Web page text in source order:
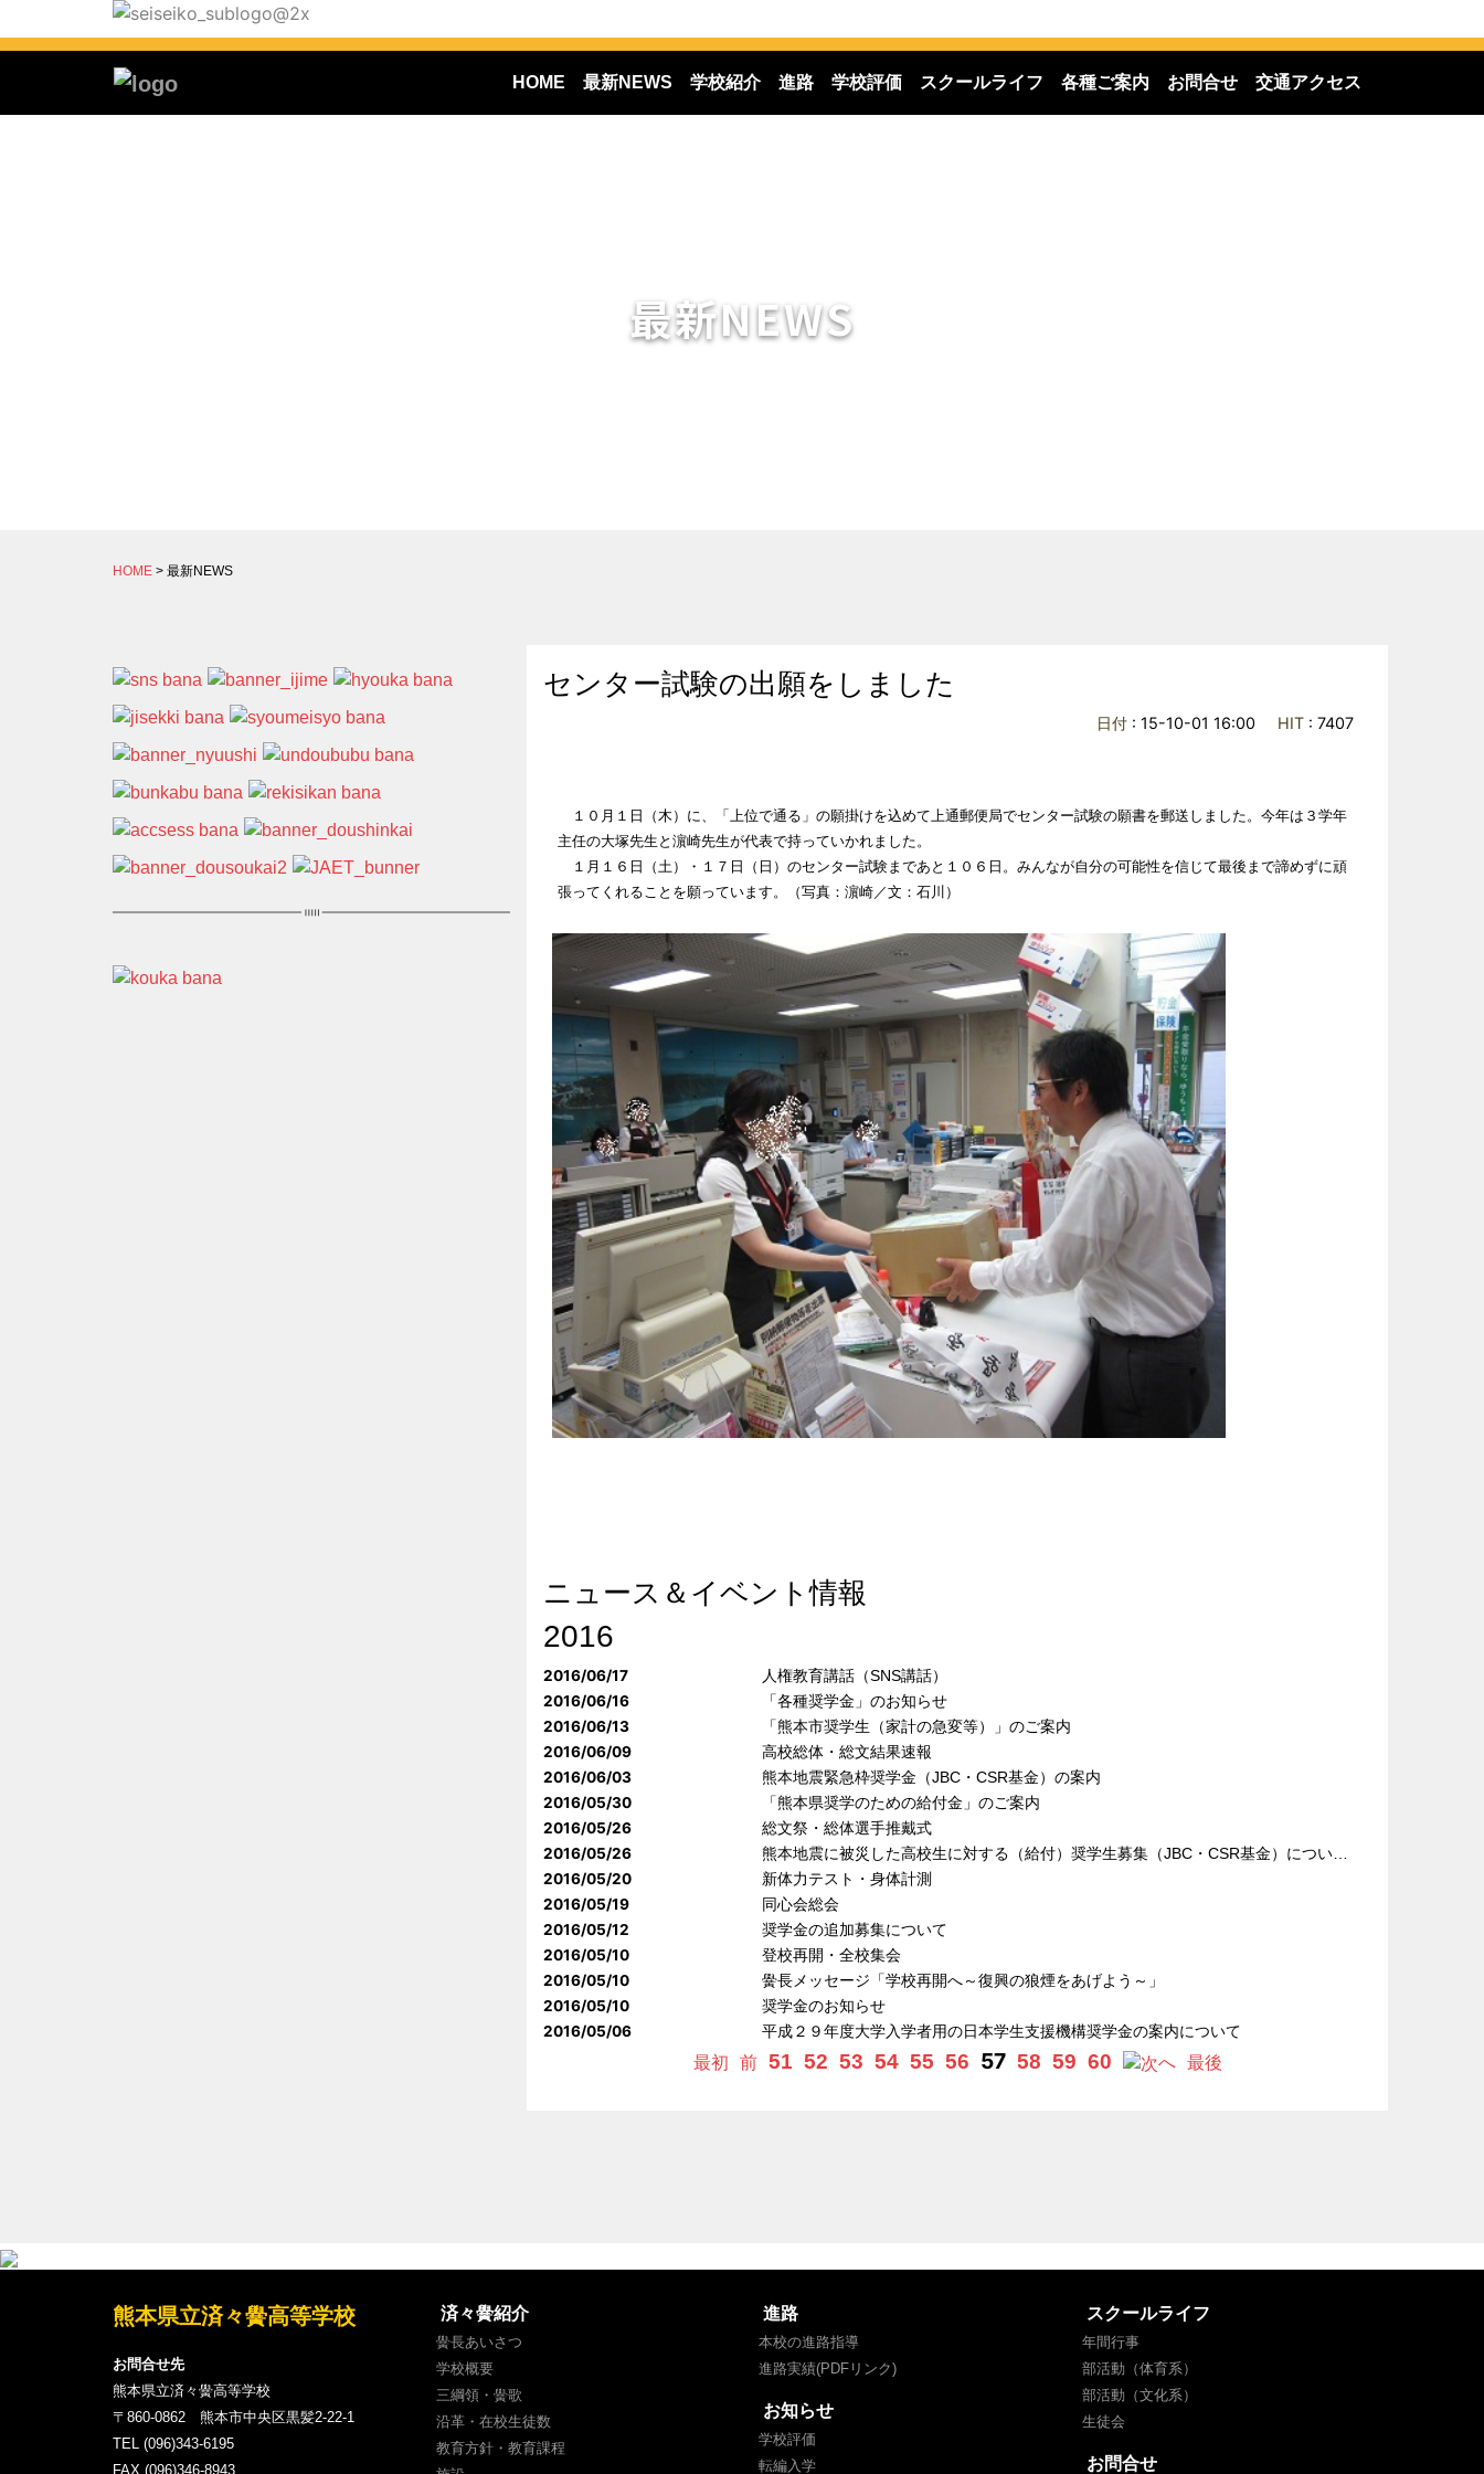
HOME 最新NEWS 学校紹介 進路 学校評価 スクールライフ 各種ご案内 お問合せ 交通アクセス
最新NEWS
HOME > 最新NEWS
センター試験の出願をしました
日付 : 15-10-01 16:00 HIT : 7407
１０月１日（木）に、「上位で通る」の願掛けを込めて上通郵便局でセンター試験の願書を郵送しました。今年は３学年
主任の大塚先生と濵崎先生が代表で持っていかれました。
１月１６日（土）・１７日（日）のセンター試験まであと１０６日。みんなが自分の可能性を信じて最後まで諦めずに頑
張ってくれることを願っています。（写真：濵崎／文：石川）
ニュース＆イベント情報
2016
2016/06/17 人権教育講話（SNS講話）
2016/06/16 「各種奨学金」のお知らせ
2016/06/13 「熊本市奨学生（家計の急変等）」のご案内
2016/06/09 高校総体・総文結果速報
2016/06/03 熊本地震緊急枠奨学金（JBC・CSR基金）の案内
2016/05/30 「熊本県奨学のための給付金」のご案内
2016/05/26 総文祭・総体選手推戴式
2016/05/26 熊本地震に被災した高校生に対する（給付）奨学生募集（JBC・CSR基金）につい…
2016/05/20 新体力テスト・身体計測
2016/05/19 同心会総会
2016/05/12 奨学金の追加募集について
2016/05/10 登校再開・全校集会
2016/05/10 黌長メッセージ「学校再開へ～復興の狼煙をあげよう～」
2016/05/10 奨学金のお知らせ
2016/05/06 平成２９年度大学入学者用の日本学生支援機構奨学金の案内について
最初 前 51 52 53 54 55 56 57 58 59 60 へ 最後
熊本県立済々黌高等学校
お問合せ先
熊本県立済々黌高等学校
〒860-0862 熊本市中央区黒髪2-22-1
TEL (096)343-6195
FAX (096)346-8943
済々黌紹介
黌長あいさつ
学校概要
三綱領・黌歌
沿革・在校生徒数
教育方針・教育課程
進路
本校の進路指導
進路実績(PDFリンク)
お知らせ
学校評価
転編入学
スクールライフ
年間行事
部活動（体育系）
部活動（文化系）
生徒会
お問合せ